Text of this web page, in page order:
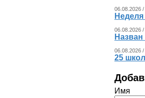
06.08.2026
06.08.2026 /
06.08.2026
25
Имя